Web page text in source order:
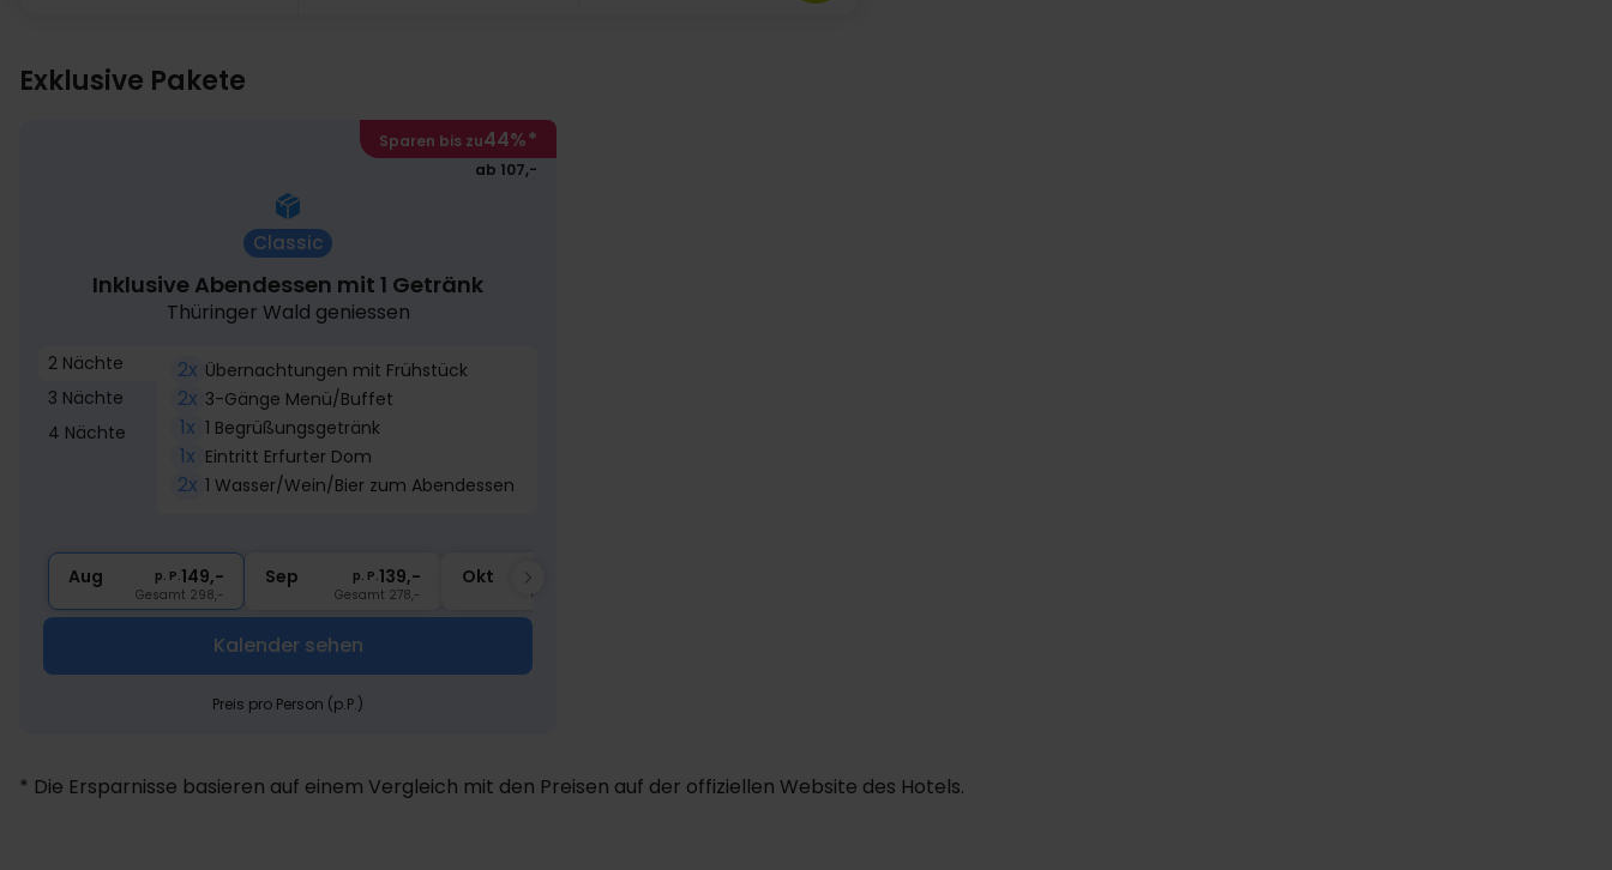
Exklusive Pakete
Sparen bis zu44%*
ab 107,-
Classic
Inklusive Abendessen mit 1 Getränk
Thüringer Wald geniessen
2 Nächte
3 Nächte
4 Nächte
2x Übernachtungen mit Frühstück
2x 3-Gänge Menü/Buffet
1x 1 Begrüßungsgetränk
1x Eintritt Erfurter Dom
2x 1 Wasser/Wein/Bier zum Abendessen
Aug p. P.149,-
Gesamt 298,-
Sep p. P.139,-
Gesamt 278,-
Okt
Gesamt 278,-
Kalender sehen
Preis pro Person (p.P.)
* Die Ersparnisse basieren auf einem Vergleich mit den Preisen auf der offiziellen Website des Hotels.